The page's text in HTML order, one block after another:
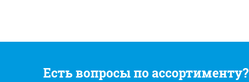
Есть вопросы по ассортименту?